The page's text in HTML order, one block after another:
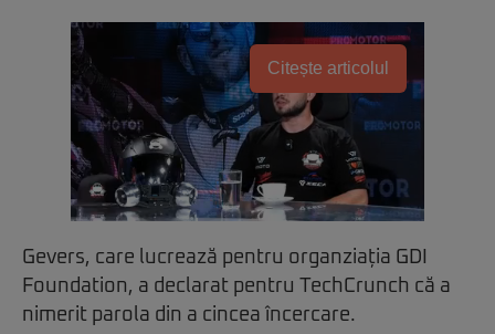
Citește articolul
Gevers, care lucrează pentru organziația GDI
Foundation, a declarat pentru TechCrunch că a
nimerit parola din a cincea încercare.